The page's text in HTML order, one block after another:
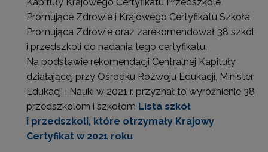
Promujące Zdrowie i Krajowego Certyfikatu Szkoła
Promująca Zdrowie oraz zarekomendował 38 szkól
i przedszkoli do nadania tego certyfikatu.
Na podstawie rekomendacji Centralnej Kapituły
działającej przy Ośrodku Rozwoju Edukacji, Minister
Edukacji i Nauki w 2021 r. przyznał to wyróżnienie 38
przedszkolom i szkołom Lista szkół
i przedszkoli, które otrzymały Krajowy
Certyfikat w 2021 roku